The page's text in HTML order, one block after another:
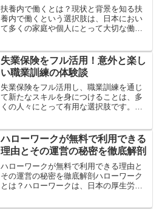
扶養内で働くとは？現状と背景を知る扶
養内で働くという選択肢は、日本におい
て多くの家庭や個人にとって大切な働き
収入範囲内で働くことを指します。この
収入の上限は税法上で決め...
失業保険をフル活用！意外と楽し
い職業訓練の体験談
失業保険をフル活用し、職業訓練を通じ
て新たなスキルを身につけることは、多
くの人々にとって有用な選択肢です。こ
なステップを詳しく解説します。失業保
険と職業訓練の基礎知識失...
ハローワークが無料で利用できる
理由とその運営の秘密を徹底解剖
ハローワークが無料で利用できる理由と
その運営の秘密を徹底解剖ハローワーク
とは？ハローワークは、日本の厚生労働